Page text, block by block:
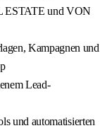
und VON
Kampagnen und
Lead-
und automatisierten